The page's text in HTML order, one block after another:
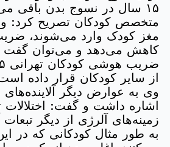
۱۵ سال در نسوج بدن باقی می‌مانند.
متخصص کودکان تصریح کرد:
مغز کودک وارد می‌شوند،
کاهش می‌دهد و می‌توان گفت
از سایر کودکان قرار داده
وی به عوارض دیگر آلاینده‌های
اشاره داشت و گفت:‌ اختلالات
زمینه‌های آلرژی از دیگر
به طور مثال کودکانی که در